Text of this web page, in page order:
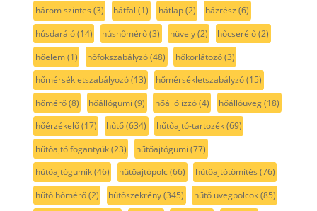
három szintes (3) hátfal (1) hátlap(2) házrész (6)
húsdaráló(14) húshőmérő(3) hüvely(2) hőcserélő(2)
hőelem(1) hőfokszabályzó(48) hőkorlátozó(3)
hőmérsékletszabályozó(13) hőmérsékletszabályzó(15)
hőmérő(8) hőállógumi (9) hőálló izzó(4) hőállóüveg(18)
hőérzékelő(17) hűtő(634) hűtőajtó-tartozék(69)
hűtőajtó fogantyúk(23) hűtőajtógumi (77)
hűtőajtógumik(46) hűtőajtópolc(66) hűtőajtótömítés (76)
hűtő hőmérő(2) hűtőszekrény(345) hűtő üvegpolcok(85)